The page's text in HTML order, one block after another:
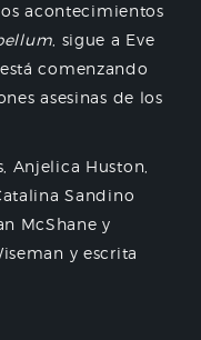
acontecimientos
, sigue a Eve
comenzando
asesinas de los
Anjelica Huston,
Sandino
McShane y
y escrita